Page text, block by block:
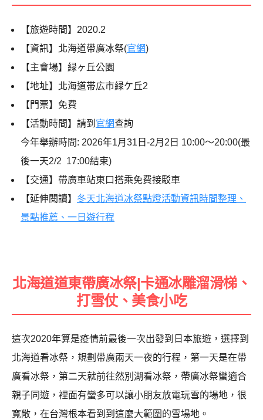
【旅遊時間】2020.2
【資訊】北海道帶廣冰祭(官網)
【主會場】緑ヶ丘公園
【地址】北海道帯広市緑ケ丘2
【門票】免費
【活動時間】請到 官網查詢
今年舉辦時間: 2026年1月31日-2月2日 10:00～20:00(最
後一天2/2 17:00結束)
【交通】帶廣車站東口搭乘免費接駁車
【延伸閱讀】 冬天北海道冰祭點燈活動資訊時間整理、
景點推薦、一日遊行程
北海道道東帶廣冰祭|卡通冰雕溜滑梯、
打雪仗、美食小吃
這次2020年算是疫情前最後一次出發到日本旅遊，選擇到
北海道看冰祭，規劃帶廣兩天一夜的行程，第一天是在帶
廣看冰祭，第二天就前往然別湖看冰祭，帶廣冰祭蠻適合
親子同遊，裡面有蠻多可以讓小朋友放電玩雪的場地，很
寬敞，在台灣根本看到到這麼大範圍的雪場地。